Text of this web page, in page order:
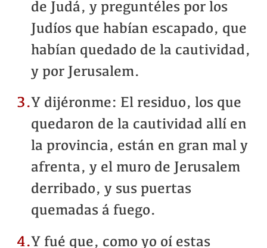
de Judá, y preguntéles por los
Judíos que habían escapado, que
habían quedado de la cautividad,
y por Jerusalem.
3.Y dijéronme: El residuo, los que
quedaron de la cautividad allí en
la provincia, están en gran mal y
afrenta, y el muro de Jerusalem
derribado, y sus puertas
quemadas á fuego.
4.Y fué que, como yo oí estas